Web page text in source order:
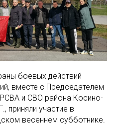
боевых действий
вместе с Председателем
и СВО района Косино-
приняли участие в
весеннем субботнике.